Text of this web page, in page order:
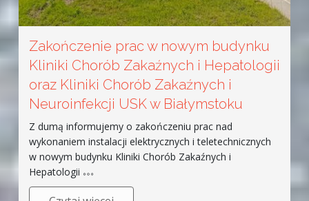
Zakończenie prac w nowym budynku
Kliniki Chorób Zakaźnych i Hepatologii
oraz Kliniki Chorób Zakaźnych i
Neuroinfekcji USK w Białymstoku
Z dumą informujemy o zakończeniu prac nad
wykonaniem instalacji elektrycznych i teletechnicznych
w nowym budynku Kliniki Chorób Zakaźnych i
Hepatologii